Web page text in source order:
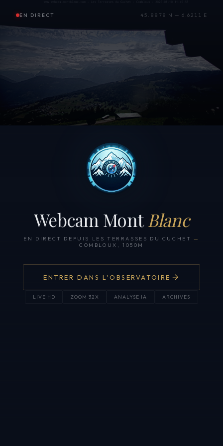
EN DIRECT 45.8878 N — 6.6211 E
Webcam Mont Blanc
EN DIRECT DEPUIS LES TERRASSES DU CUCHET —
COMBLOUX, 1050M
ENTRER DANS L'OBSERVATOIRE
LIVE HD ZOOM 32X ANALYSE IA ARCHIVES